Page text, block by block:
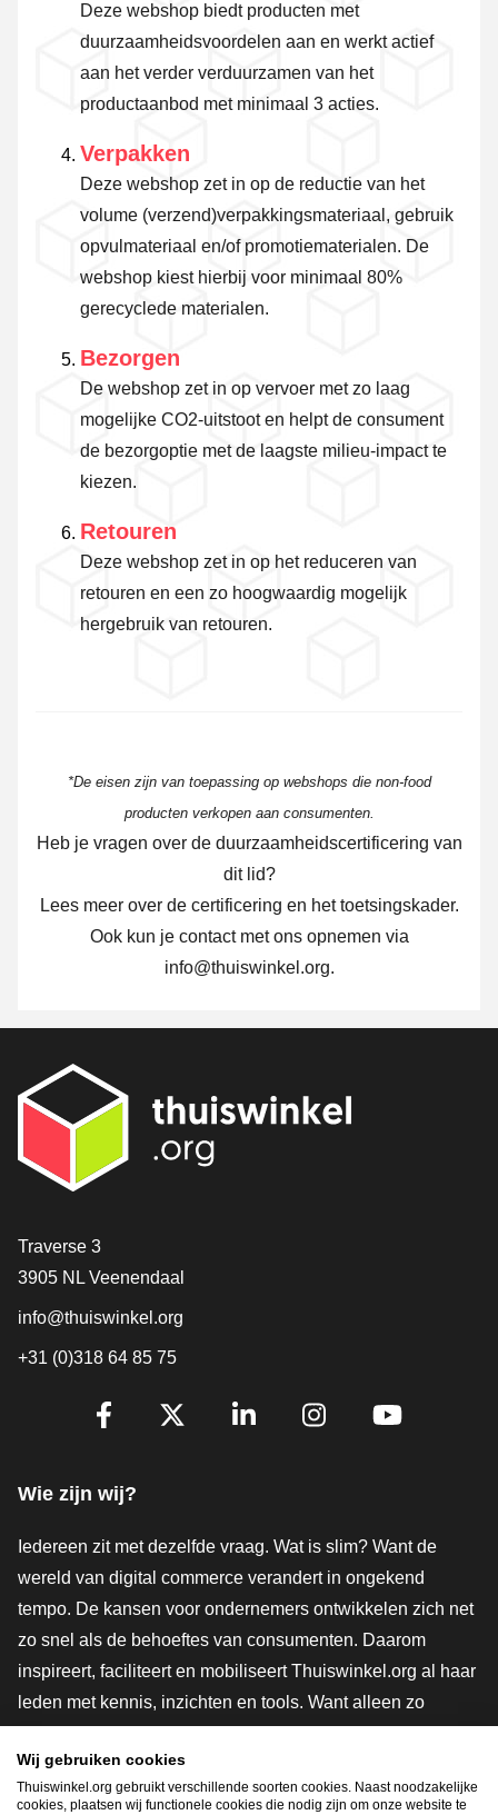
Deze webshop biedt producten met
duurzaamheidsvoordelen aan en werkt actief
aan het verder verduurzamen van het
productaanbod met minimaal 3 acties.
Verpakken
Deze webshop zet in op de reductie van het
volume (verzend)verpakkingsmateriaal, gebruik
opvulmateriaal en/of promotiematerialen. De
webshop kiest hierbij voor minimaal 80%
gerecyclede materialen.
Bezorgen
De webshop zet in op vervoer met zo laag
mogelijke CO2-uitstoot en helpt de consument
de bezorgoptie met de laagste milieu-impact te
kiezen.
Retouren
Deze webshop zet in op het reduceren van
retouren en een zo hoogwaardig mogelijk
hergebruik van retouren.
*De eisen zijn van toepassing op webshops die non-food
producten verkopen aan consumenten.
Heb je vragen over de duurzaamheidscertificering van
dit lid?
Lees meer over de certificering en het toetsingskader.
Ook kun je contact met ons opnemen via
info@thuiswinkel.org.
Contact
Traverse 3
3905 NL Veenendaal
info@thuiswinkel.org
+31 (0)318 64 85 75
Volg je ons al?
Wie zijn wij?
Iedereen zit met dezelfde vraag. Wat is slim? Want de
wereld van digital commerce verandert in ongekend
tempo. De kansen voor ondernemers ontwikkelen zich net
zo snel als de behoeftes van consumenten. Daarom
inspireert, faciliteert en mobiliseert Thuiswinkel.org al haar
leden met kennis, inzichten en tools. Want alleen zo
innovatievere toekomst. Dus groei ook mee en maak
shoppen slimmer.
Wij gebruiken cookies
Thuiswinkel.org gebruikt verschillende soorten cookies. Naast noodzakelijke
cookies, plaatsen wij functionele cookies die nodig zijn om onze website te